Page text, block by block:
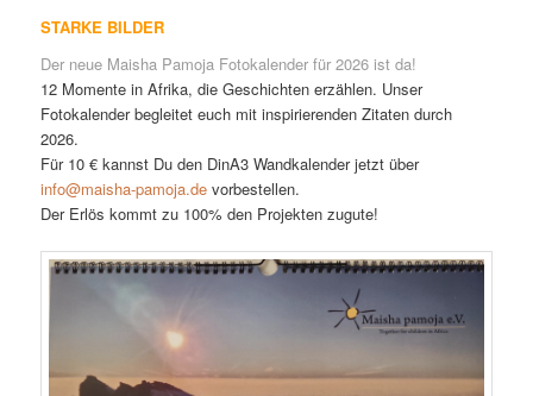
STARKE BILDER
Der neue Maisha Pamoja Fotokalender für 2026 ist da!
12 Momente in Afrika, die Geschichten erzählen. Unser
Fotokalender begleitet euch mit inspirierenden Zitaten durch
2026.
Für 10 € kannst Du den DinA3 Wandkalender jetzt über
info@maisha-pamoja.de vorbestellen.
Der Erlös kommt zu 100% den Projekten zugute!